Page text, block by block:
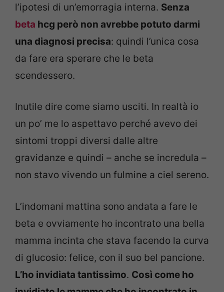
l’ipotesi di un’emorragia interna. Senza
beta hcg però non avrebbe potuto darmi
una diagnosi precisa: quindi l’unica cosa
da fare era sperare che le beta
scendessero.
Inutile dire come siamo usciti. In realtà io
un po’ me lo aspettavo perché avevo dei
sintomi troppi diversi dalle altre
gravidanze e quindi – anche se incredula –
non stavo vivendo un fulmine a ciel sereno.
L’indomani mattina sono andata a fare le
beta e ovviamente ho incontrato una bella
mamma incinta che stava facendo la curva
di glucosio: felice, con il suo bel pancione.
L’ho invidiata tantissimo. Così come ho